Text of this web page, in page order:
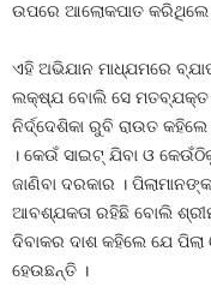
ଉପରେ ଆଲୋକପାତ କରିଥିଲେ
ଏହି ଅଭିଯାନ ମାଧ୍ଯମରେ
ଲକ୍ଷ୍ଯ ବୋଲି ସେ ମତବ୍ଯକ୍ତ
ନିର୍ଦ୍ଦେଶିକା ରୁବି ରାଉତ
। କେଉଁ ସାଇଟ୍‍ ଯିବା ଓ
ଜାଣିବା ଦରକାର ।
ଆବଶ୍ଯକତା ରହିଛି ବୋଲି
ଦିବାକର ଦାଶ କହିଲେ ଯେ ପିଲା
ହେଉଛନ୍ତି ।